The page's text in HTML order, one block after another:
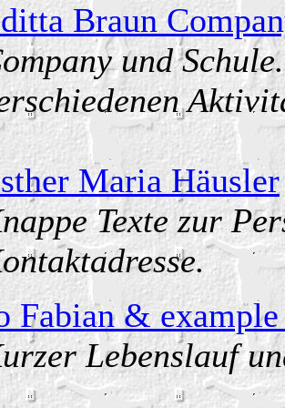
Braun
und
Maria Häusler
Texte zur
Fabian &
Lebenslauf